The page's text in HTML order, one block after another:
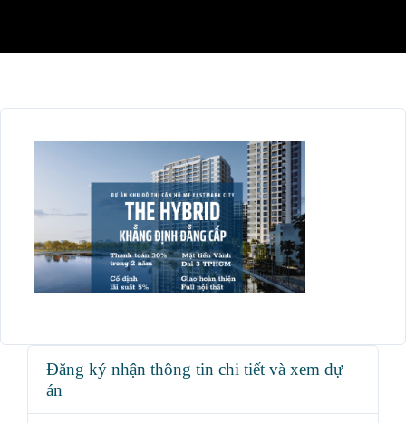
Đăng ký nhận thông tin chi tiết và xem dự
án